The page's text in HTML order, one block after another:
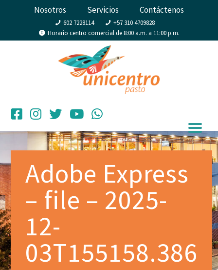
Nosotros Servicios Contáctenos
602 7228114
+57 310 4709828
Horario centro comercial de 8:00 a.m. a 11:00 p.m.
Adobe Express
– file – 2025-
12-
03T155158.386